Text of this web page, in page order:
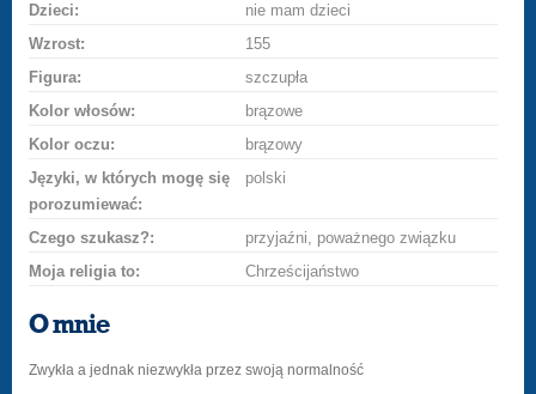
Dzieci:
nie mam dzieci
Wzrost:
155
Figura:
szczupła
Kolor włosów:
brązowe
Kolor oczu:
brązowy
Języki, w których mogę się
porozumiewać:
polski
Czego szukasz?:
przyjaźni, poważnego związku
Moja religia to:
Chrześcijaństwo
O mnie
Zwykła a jednak niezwykła przez swoją normalność